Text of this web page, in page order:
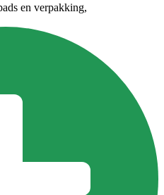
en verpakking,